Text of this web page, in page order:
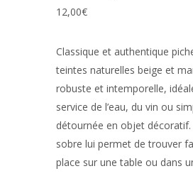
12,00€
Classique et authentique
teintes naturelles beige et
robuste et intemporelle,
service de l’eau, du vin ou
détournée en objet décoratif.
sobre lui permet de trouver
place sur une table ou dans